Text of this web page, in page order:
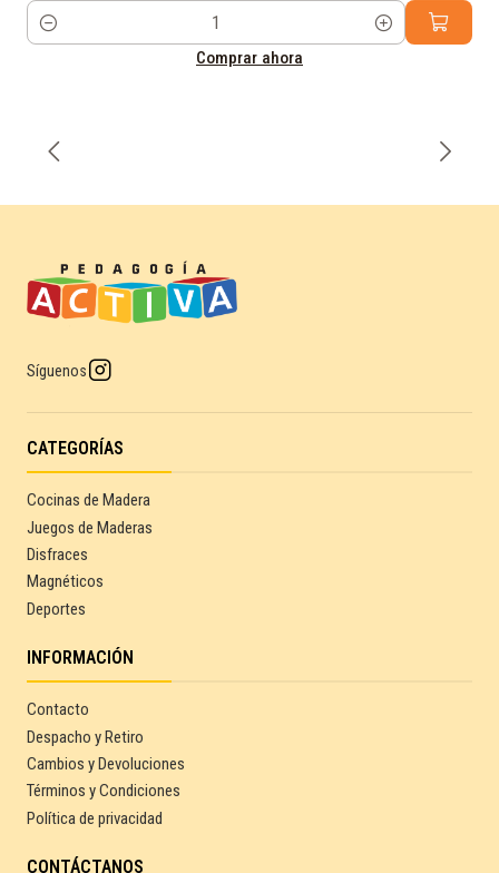
Cantidad
Comprar ahora
Síguenos
CATEGORÍAS
Cocinas de Madera
Juegos de Maderas
Disfraces
Magnéticos
Deportes
INFORMACIÓN
Contacto
Despacho y Retiro
Cambios y Devoluciones
Términos y Condiciones
Política de privacidad
CONTÁCTANOS